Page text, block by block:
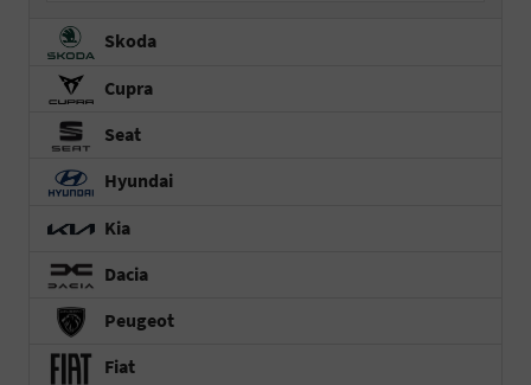
Skoda
Cupra
Seat
Hyundai
Kia
Dacia
Peugeot
Fiat